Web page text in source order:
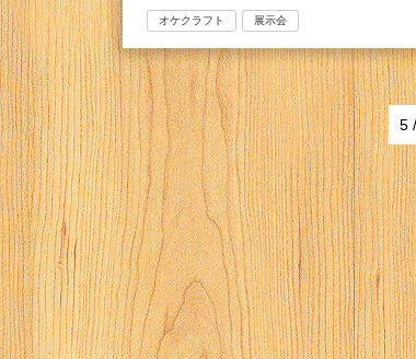
オケクラフト 展示会
5